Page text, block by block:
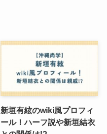
新垣有絃のwiki風プロフィ
ール！ハーフ説や新垣結衣